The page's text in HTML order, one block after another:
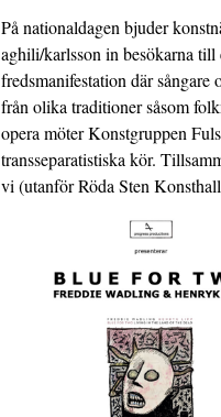
På nationaldagen bjuder
aghili/karlsson in besökarna till
fredsmanifestation där sångare
från olika traditioner såsom
opera möter Konstgruppen
transseparatistiska kör.
vi (utanför Röda Sten